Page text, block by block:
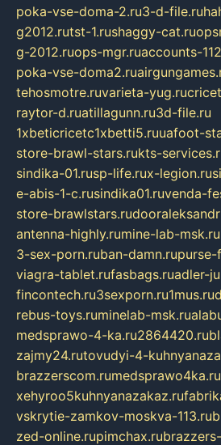
poka-vse-doma-2.ru3-d-file.ru
g2012.rutst-1.rushaggy-cat.ru
g-2012.ruops-mgr.ruaccounts-
poka-vse-doma2.ru
tehosmotre.ruvarieta-yug.ru
raytor-d.ruatillagunn.ru3d-file.ru
1xbeticricetc1xbetti5.ruuafoot-
store-brawl-stars.rukts-
sindika-01.rusp-life.rux-legion.ru
e-abis-1-c.rusindika01.ruvenda-
store-brawlstars.ru
antenna-highly.rumine-lab-msk.ru
3-sex-porn.ruban-damn.rupurse-
viagra-tablet.rufasbags.ruadler-
fincontech.ru3sexporn.ru1mus.ru
rebus-toys.ruminelab-msk.ru
medsprawo-4-ka.ru2864420.ru
zajmy24.rutovudyi-4-
brazzerscom.rumedsprawo4ka.ru
xehyroo5kuhnyanazakaz.ru
vskrytie-zamkov-moskva-113.ru
zed-online.rupimchax.ru